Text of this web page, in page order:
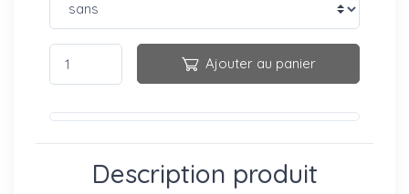
Ajouter au panier
Description produit